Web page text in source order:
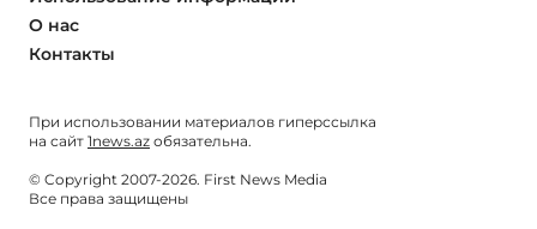
О нас
Контакты
При использовании материалов гиперссылка
на сайт 1news.az обязательна.
© Copyright 2007-2026. First News Media
Все права защищены